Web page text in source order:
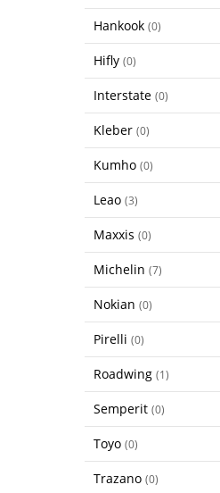
Hankook (0)
Hifly (0)
Interstate (0)
Kleber (0)
Kumho (0)
Leao (3)
Maxxis (0)
Michelin (7)
Nokian (0)
Pirelli (0)
Roadwing (1)
Semperit (0)
Toyo (0)
Trazano (0)